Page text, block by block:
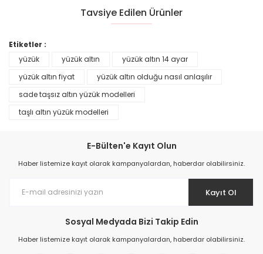
Tavsiye Edilen Ürünler
Altın Mineli Kirpik Göz Yüzük
13.694,00 TL
9.312,00 TL
13.302,00 TL
%30
Etiketler :
yüzük
yüzük altın
yüzük altın 14 ayar
yüzük altın fiyat
yüzük altın olduğu nasıl anlaşılır
sade taşsız altın yüzük modelleri
taşlı altın yüzük modelleri
E-Bülten'e Kayıt Olun
Haber listemize kayıt olarak kampanyalardan, haberdar olabilirsiniz.
Kayıt Ol
Sosyal Medyada Bizi Takip Edin
Haber listemize kayıt olarak kampanyalardan, haberdar olabilirsiniz.